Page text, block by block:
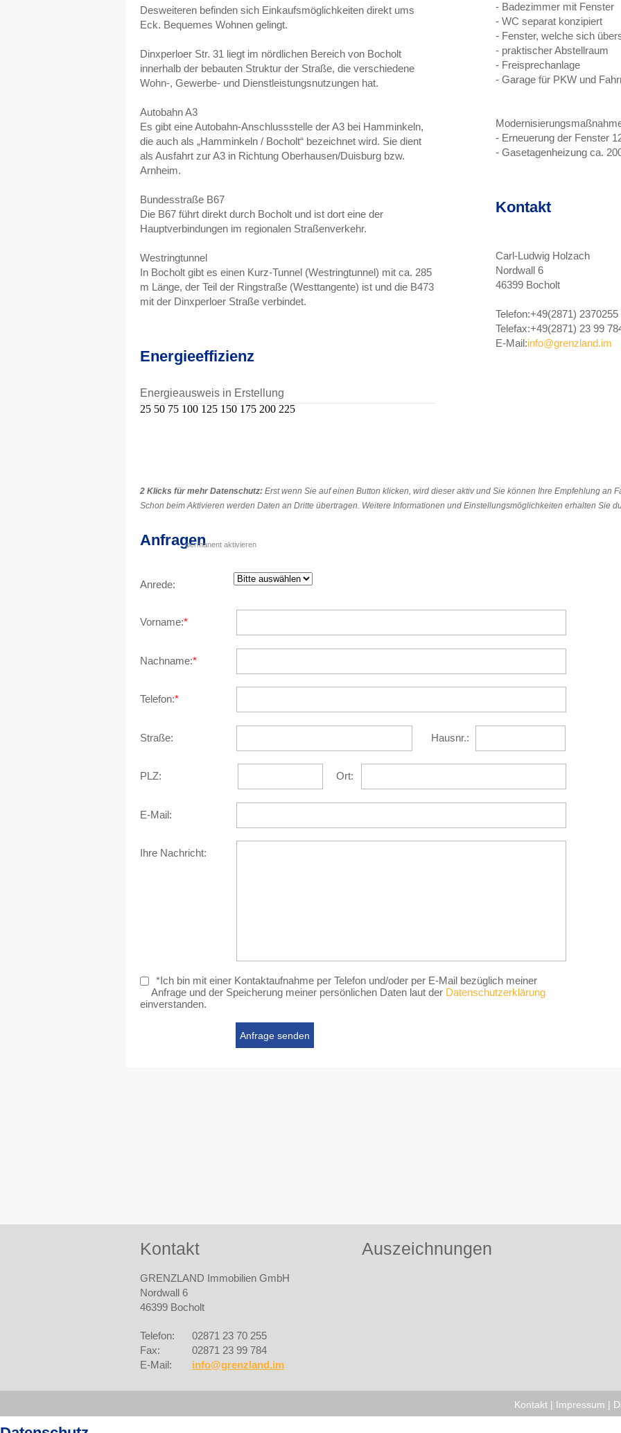
Desweiteren befinden sich Einkaufsmöglichkeiten direkt ums
Eck. Bequemes Wohnen gelingt.
Dinxperloer Str. 31 liegt im nördlichen Bereich von Bocholt
innerhalb der bebauten Struktur der Straße, die verschiedene
Wohn-, Gewerbe- und Dienstleistungsnutzungen hat.
Autobahn A3
Es gibt eine Autobahn-Anschlussstelle der A3 bei Hamminkeln,
die auch als „Hamminkeln / Bocholt“ bezeichnet wird. Sie dient
als Ausfahrt zur A3 in Richtung Oberhausen/Duisburg bzw.
Arnheim.
Bundesstraße B67
Die B67 führt direkt durch Bocholt und ist dort eine der
Hauptverbindungen im regionalen Straßenverkehr.
Westringtunnel
In Bocholt gibt es einen Kurz-Tunnel (Westringtunnel) mit ca. 285
m Länge, der Teil der Ringstraße (Westtangente) ist und die B473
mit der Dinxperloer Straße verbindet.
Energieeffizienz
Energieausweis in Erstellung
25 50 75 100 125 150 175 200 225
- Badezimmer mit Fenster
- WC separat konzipiert
- Fenster, welche sich
- praktischer Abstellraum
- Freisprechanlage
- Garage für PKW und
- Erneuerung der Fenster
- Gasetagenheizung ca.
Kontakt
Carl-Ludwig Holzach
Nordwall 6
46399 Bocholt
Telefon:+49(2871) 2370255
Telefax:+49(2871) 23 99
E-Mail:info@grenzland.im
permanent aktivieren
2 Klicks für mehr Datenschutz: Erst wenn Sie auf einen Button klicken, wird dieser aktiv und Sie können Ihre Empfehlung an
Schon beim Aktivieren werden Daten an Dritte übertragen. Weitere Informationen und Einstellungsmöglichkeiten erhalten Sie
Anfragen
Anrede:
Vorname:*
Nachname:*
Telefon:*
Straße: Hausnr.:
PLZ: Ort:
E-Mail:
Ihre Nachricht:
*Ich bin mit einer Kontaktaufnahme per Telefon und/oder per E-Mail bezüglich meiner
Anfrage und der Speicherung meiner persönlichen Daten laut der Datenschutzerklärung
einverstanden.
Kontakt
GRENZLAND Immobilien GmbH
Nordwall 6
46399 Bocholt
Telefon:
02871 23 70 255
Fax:
02871 23 99 784
E-Mail:
info@grenzland.im
Auszeichnungen
Kontakt | Impressum |